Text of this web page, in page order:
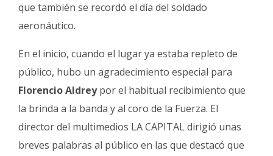
que también se recordó el día del soldado
aeronáutico.
En el inicio, cuando el lugar ya estaba repleto de
público, hubo un agradecimiento especial para
Florencio Aldreypor el habitual recibimiento que
la brinda a la banda y al coro de la Fuerza. El
director del multimedios LA CAPITAL dirigió unas
breves palabras al público en las que destacó que